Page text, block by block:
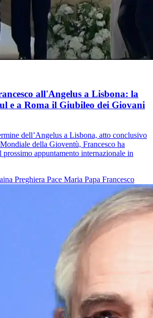
all'Angelus a Lisbona: la
e a Roma il Giubileo dei Giovani
dell’Angelus a Lisbona, atto conclusivo
della Gioventù, Francesco ha
prossimo appuntamento internazionale in
Preghiera Pace Maria Papa Francesco